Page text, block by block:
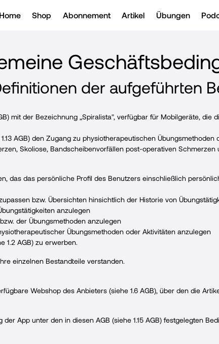
Home Shop Abonnement Artikel Übungen
der aufgeführten
mit der Bezeichnung „Spiralista", verfügbar für Mobilgeräte, die
AGB) den Zugang zu physiotherapeutischen
Skoliose, Bandscheibenvorfällen post-operativen
das das persönliche Profil des Benutzers einschließlich
bzw. Übersichten hinsichtlich der Historie von
anzulegen
der Übungsmethoden anzulegen
Übungsmethoden oder Aktivitäten anzulegen
1.2 AGB) zu erwerben.
einzelnen Bestandteile verstanden.
Webshop des Anbieters (siehe 1.6 AGB), über den die
App unter den in diesen AGB (siehe 1.15 AGB) festgelegten